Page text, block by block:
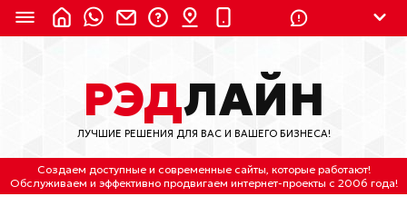
8 (800) 550-9899 (с 2:30 до 11:30 по
Мск)
Бесплатно по России
(4212) 658-653
РЭДЛАЙН
ЛУЧШИЕ РЕШЕНИЯ ДЛЯ ВАС И ВАШЕГО БИЗНЕСА!
Создаем доступные и современные сайты, которые работают!
Обслуживаем и эффективно продвигаем интернет-проекты с 2006 года!